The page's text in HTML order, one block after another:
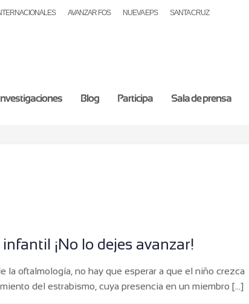
AVANZAR FOS NUEVA EPS SANTA CRUZ
Investigaciones Blog Participa Sala de prensa
¡No lo dejes avanzar!
la oftalmología, no hay que esperar a que el niño crezca
del estrabismo, cuya presencia en un miembro […]